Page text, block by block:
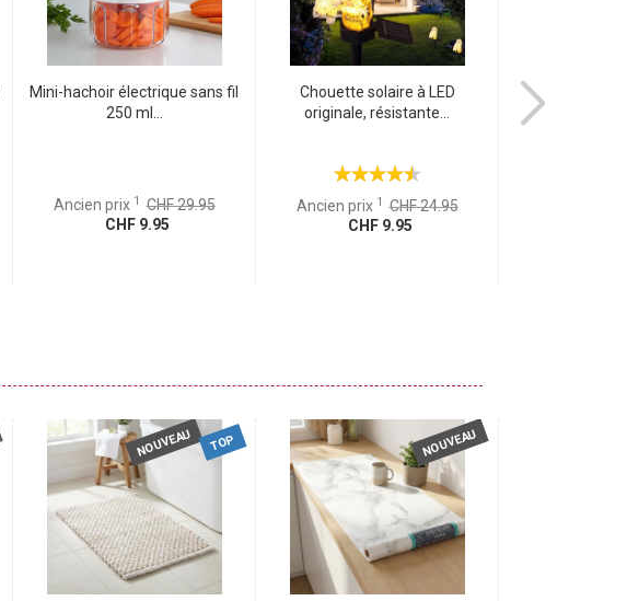
Mini-hachoir électrique sans fil
250 ml...
Ancien prix 1 CHF 29.95
CHF 9.95
Chouette solaire à LED
originale, résistante...
Ancien prix 1 CHF 24.95
CHF 9.95
Sac à dos roll-
HALFAR®,
NOUVEAU TOP NOUVEAU